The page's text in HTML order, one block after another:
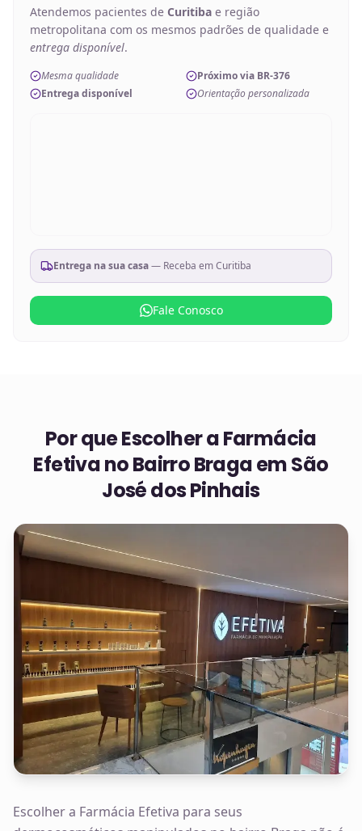
Atendemos pacientes de Curitiba e região
metropolitana com os mesmos padrões de qualidade e
entrega disponível.
Mesma qualidade
Próximo via BR-376
Entrega disponível
Orientação personalizada
Entrega na sua casa— Receba emCuritiba
Fale Conosco
Por que Escolher a Farmácia
Efetiva noBairro Braga em São
José dos Pinhais
Escolher a Farmácia Efetiva para seus